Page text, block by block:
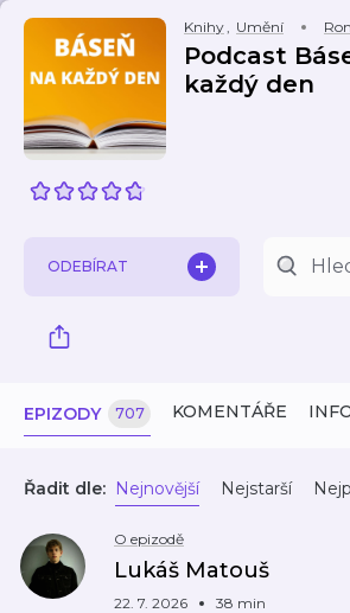
Knihy, Umění
Podcast
každý den
ODEBÍRAT
EPIZODY 707 KOMENTÁŘE
Řadit dle: Nejnovější Nejstarší
O epizodě
Lukáš Matouš
22. 7. 2026 38 min